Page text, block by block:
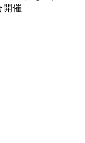
開催